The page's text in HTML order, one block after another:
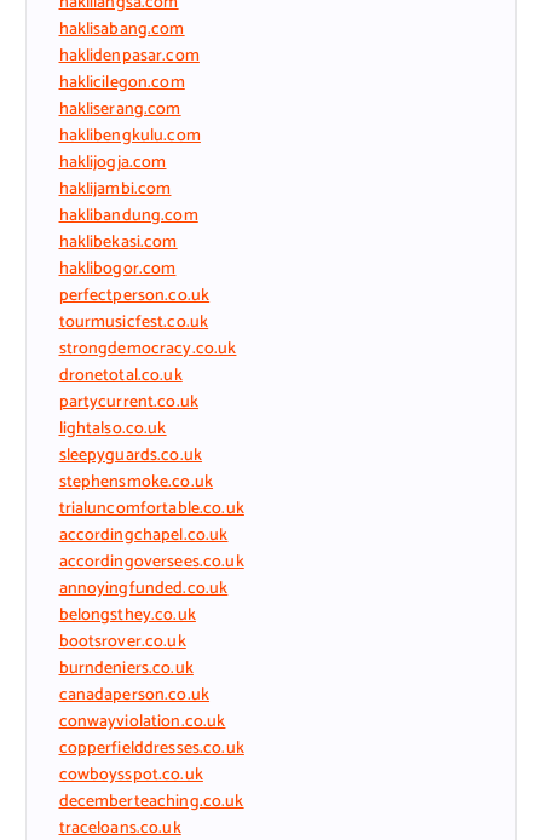
haklisabang.com
haklidenpasar.com
haklicilegon.com
hakliserang.com
haklibengkulu.com
haklijogja.com
haklijambi.com
haklibandung.com
haklibekasi.com
haklibogor.com
perfectperson.co.uk
tourmusicfest.co.uk
strongdemocracy.co.uk
dronetotal.co.uk
partycurrent.co.uk
lightalso.co.uk
sleepyguards.co.uk
stephensmoke.co.uk
trialuncomfortable.co.uk
accordingchapel.co.uk
accordingoversees.co.uk
annoyingfunded.co.uk
belongsthey.co.uk
bootsrover.co.uk
burndeniers.co.uk
canadaperson.co.uk
conwayviolation.co.uk
copperfielddresses.co.uk
cowboysspot.co.uk
decemberteaching.co.uk
traceloans.co.uk